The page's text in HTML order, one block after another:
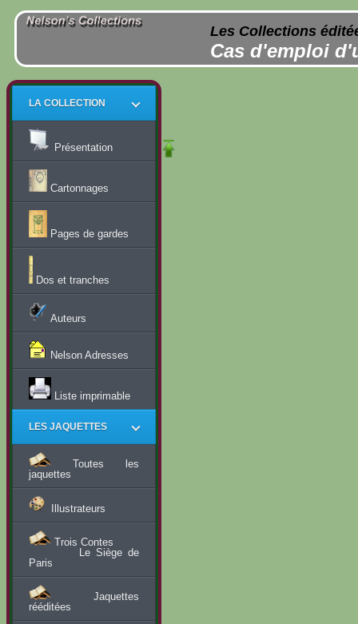
Les Collections
Cas d'emploi
LA COLLECTION
Présentation
Cartonnages
Pages de gardes
Dos et tranches
Auteurs
Nelson Adresses
Liste imprimable
LES JAQUETTES
Toutes les
jaquettes
Illustrateurs
Trois Contes
Le Siège de
Paris
Jaquettes
rééditées